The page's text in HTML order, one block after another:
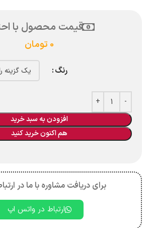
قیمت محصول با
0 تومان
رنگ
افزودن به سبد خرید
هم اکنون خرید کنید
برای دریافت مشاوره با ما در
ارتباط در واتس اپ